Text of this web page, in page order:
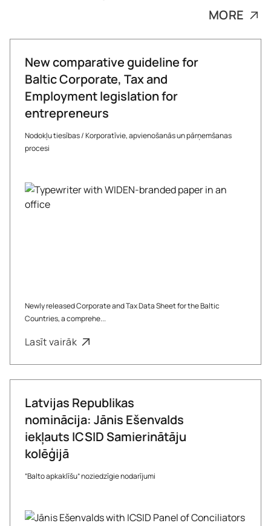
MORE
New comparative guideline for
Baltic Corporate, Tax and
Employment legislation for
entrepreneurs
Nodokļu tiesības/Korporatīvie, apvienošanās un pārņemšanas
procesi
Newly released Corporate and Tax Data Sheet for the Baltic
Countries, a comprehe...
Lasīt vairāk
Latvijas Republikas
nominācija: Jānis Ešenvalds
iekļauts ICSID Samierinātāju
kolēģijā
“Balto apkaklīšu” noziedzīgie nodarījumi